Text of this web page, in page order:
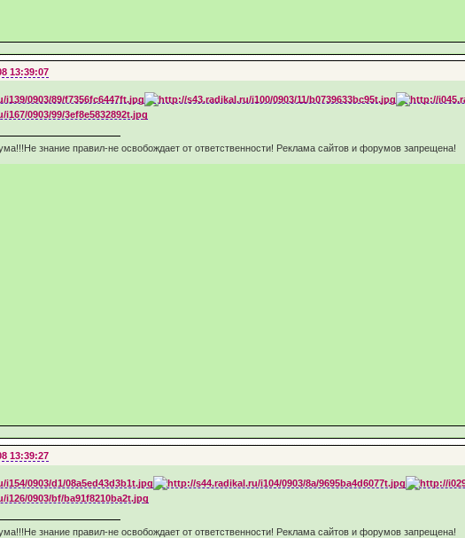
13:39:07
знание правил-не освобождает от ответственности! Реклама сайтов и форумов запрещена!
13:39:27
знание правил-не освобождает от ответственности! Реклама сайтов и форумов запрещена!